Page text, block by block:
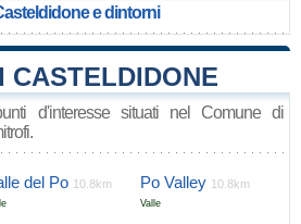
e dintorni
CASTELDIDONE
d'interesse situati nel Comune di
del Po 10.8km Po Valley 10.8km
Valle